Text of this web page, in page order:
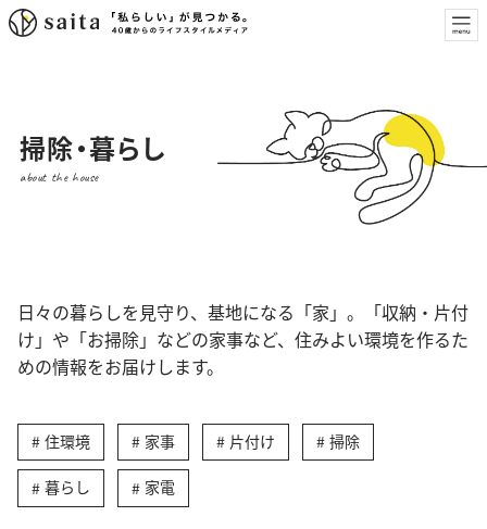
掃除・暮らし
about the house
日々の暮らしを見守り、基地になる「家」。「収納・片付
け」や「お掃除」などの家事など、住みよい環境を作るた
めの情報をお届けします。
住環境 家事 片付け 掃除
暮らし 家電